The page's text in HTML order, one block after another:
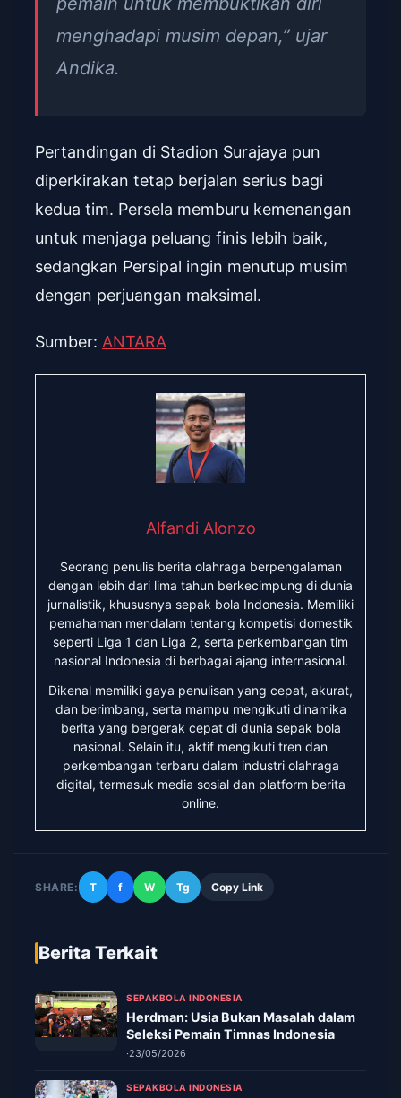
menghadapi musim depan,” ujar
Andika.
Pertandingan di Stadion Surajaya pun
diperkirakan tetap berjalan serius bagi
kedua tim. Persela memburu kemenangan
untuk menjaga peluang finis lebih baik,
sedangkan Persipal ingin menutup musim
dengan perjuangan maksimal.
Sumber: ANTARA
Alfandi Alonzo
Seorang penulis berita olahraga berpengalaman
dengan lebih dari lima tahun berkecimpung di dunia
jurnalistik, khususnya sepak bola Indonesia. Memiliki
pemahaman mendalam tentang kompetisi domestik
seperti Liga 1 dan Liga 2, serta perkembangan tim
nasional Indonesia di berbagai ajang internasional.
Dikenal memiliki gaya penulisan yang cepat, akurat,
dan berimbang, serta mampu mengikuti dinamika
berita yang bergerak cepat di dunia sepak bola
nasional. Selain itu, aktif mengikuti tren dan
perkembangan terbaru dalam industri olahraga
digital, termasuk media sosial dan platform berita
online.
SHARE: T f W Tg Copy Link
Berita Terkait
SEPAKBOLA INDONESIA
Herdman: Usia Bukan Masalah dalam
Seleksi Pemain Timnas Indonesia
·23/05/2026
SEPAKBOLA INDONESIA